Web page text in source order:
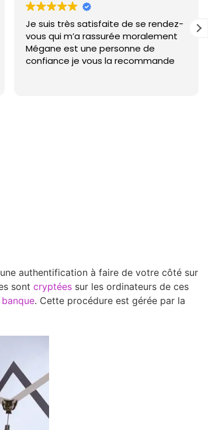
Très bien reçu, donne de bons
conseils pour avancer dans la vie .
authentification à faire de votre côté sur
sont cryptées sur les ordinateurs de ces
. Cette procédure est gérée par la